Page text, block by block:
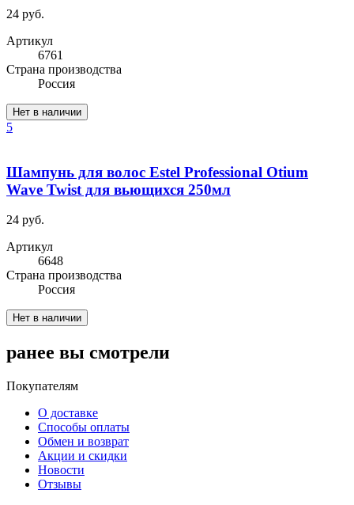
24 руб.
Артикул
6761
Cтрана производства
Россия
Нет в наличии
5
Шампунь для волос Estel Professional Otium
Wave Twist для вьющихся 250мл
24 руб.
Артикул
6648
Cтрана производства
Россия
Нет в наличии
ранее вы смотрели
Покупателям
О доставке
Способы оплаты
Обмен и возврат
Акции и скидки
Новости
Отзывы